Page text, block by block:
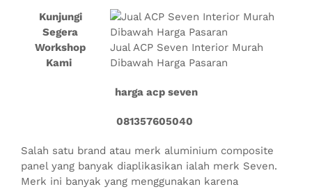
Jual ACP Seven Interior Murah
Dibawah Harga Pasaran
Kunjungi
Segera
Workshop
Kami
harga acp seven
081357605040
Salah satu brand atau merk aluminium composite
panel yang banyak diaplikasikan ialah merk Seven.
Merk ini banyak yang menggunakan karena